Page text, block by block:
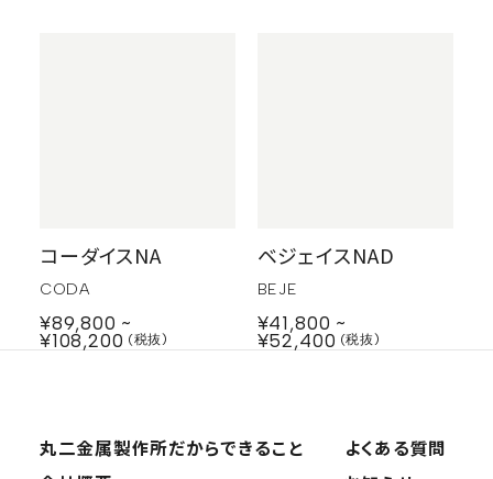
コーダイスNA
CODA
¥89,800
¥108,200
ベジェイスNAD
BEJE
¥41,800
¥52,400
丸二金属製作所だからできること
よくある質問